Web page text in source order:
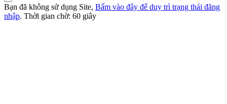
Bạn đã không sử dụng Site, Bấm vào đây để duy trì trạng thái đăng
nhập. Thời gian chờ: 60 giây